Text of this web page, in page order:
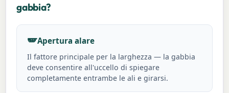
gabbia?
🪽Apertura alare
Il fattore principale per la larghezza — la gabbia
deve consentire all'uccello di spiegare
completamente entrambe le ali e girarsi.